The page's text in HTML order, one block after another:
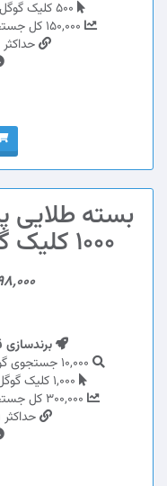
حداکثر 1 سایت و 10 عبارت کلیدی
1000 کلیک گوگل ترندینگ روزانه
حداکثر 1 سایت و 20 عبارت کلیدی